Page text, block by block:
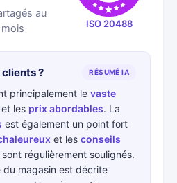
au
ISO 20488
clients ? RÉSUMÉ IA
principalement le vaste
les prix abordables. La
est également un point fort
et les conseils
régulièrement soulignés.
du magasin est décrite